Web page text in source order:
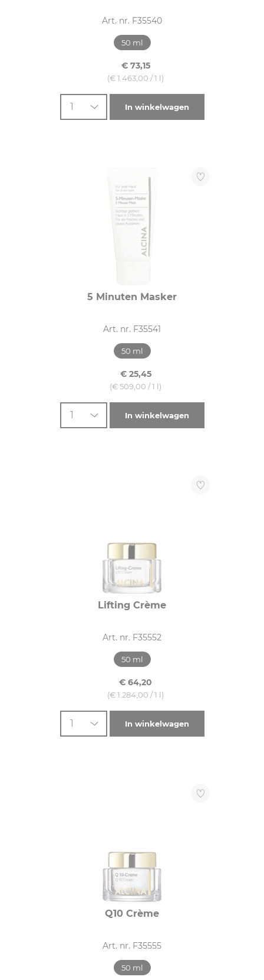
Art. nr. F35540
50 ml
€ 73,15
(€ 1.463,00 / 1 l)
1 In winkelwagen
5 Minuten Masker
Art. nr. F35541
50 ml
€ 25,45
(€ 509,00 / 1 l)
1 In winkelwagen
Lifting Crème
Art. nr. F35552
50 ml
€ 64,20
(€ 1.284,00 / 1 l)
1 In winkelwagen
Q10 Crème
Art. nr. F35555
50 ml